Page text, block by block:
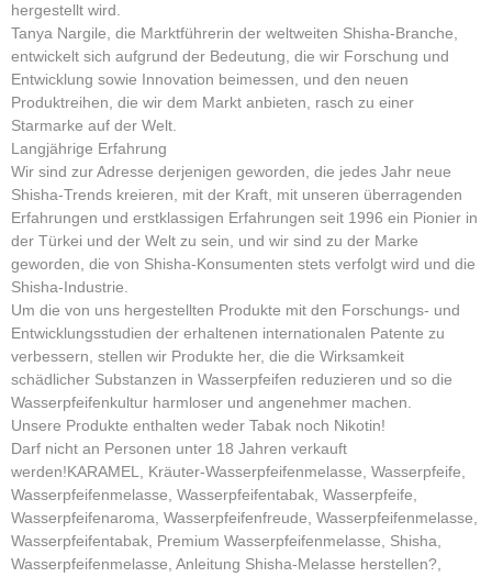
hergestellt wird.
Tanya Nargile, die Marktführerin der weltweiten Shisha-Branche,
entwickelt sich aufgrund der Bedeutung, die wir Forschung und
Entwicklung sowie Innovation beimessen, und den neuen
Produktreihen, die wir dem Markt anbieten, rasch zu einer
Starmarke auf der Welt.
Langjährige Erfahrung
Wir sind zur Adresse derjenigen geworden, die jedes Jahr neue
Shisha-Trends kreieren, mit der Kraft, mit unseren überragenden
Erfahrungen und erstklassigen Erfahrungen seit 1996 ein Pionier in
der Türkei und der Welt zu sein, und wir sind zu der Marke
geworden, die von Shisha-Konsumenten stets verfolgt wird und die
Shisha-Industrie.
Um die von uns hergestellten Produkte mit den Forschungs- und
Entwicklungsstudien der erhaltenen internationalen Patente zu
verbessern, stellen wir Produkte her, die die Wirksamkeit
schädlicher Substanzen in Wasserpfeifen reduzieren und so die
Wasserpfeifenkultur harmloser und angenehmer machen.
Unsere Produkte enthalten weder Tabak noch Nikotin!
Darf nicht an Personen unter 18 Jahren verkauft
werden!KARAMEL, Kräuter-Wasserpfeifenmelasse, Wasserpfeife,
Wasserpfeifenmelasse, Wasserpfeifentabak, Wasserpfeife,
Wasserpfeifenaroma, Wasserpfeifenfreude, Wasserpfeifenmelasse,
Wasserpfeifentabak, Premium Wasserpfeifenmelasse, Shisha,
Wasserpfeifenmelasse, Anleitung Shisha-Melasse herstellen?,